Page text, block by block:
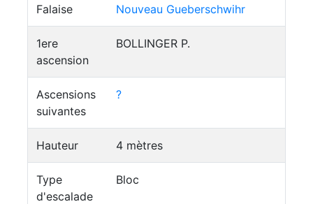
Falaise Nouveau Gueberschwihr
1ere
ascension
BOLLINGER P.
Ascensions
suivantes
?
Hauteur 4 mètres
Type
d'escalade
Bloc